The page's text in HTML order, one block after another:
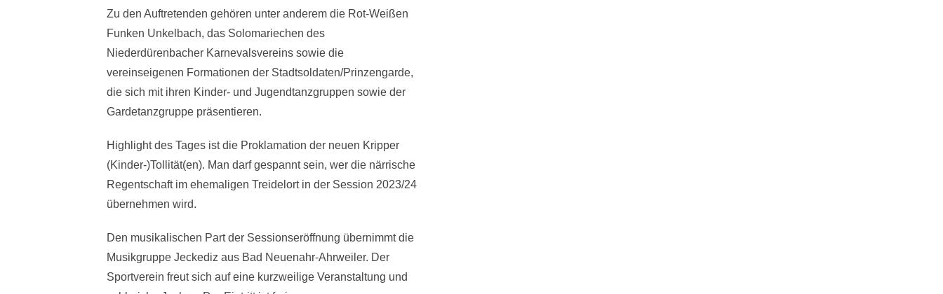
Zu den Auftretenden gehören unter anderem die Rot-Weißen
Funken Unkelbach, das Solomariechen des
Niederdürenbacher Karnevalsvereins sowie die
vereinseigenen Formationen der Stadtsoldaten/Prinzengarde,
die sich mit ihren Kinder- und Jugendtanzgruppen sowie der
Gardetanzgruppe präsentieren.
Highlight des Tages ist die Proklamation der neuen Kripper
(Kinder-)Tollität(en). Man darf gespannt sein, wer die närrische
Regentschaft im ehemaligen Treidelort in der Session 2023/24
übernehmen wird.
Den musikalischen Part der Sessionseröffnung übernimmt die
Musikgruppe Jeckediz aus Bad Neuenahr-Ahrweiler. Der
Sportverein freut sich auf eine kurzweilige Veranstaltung und